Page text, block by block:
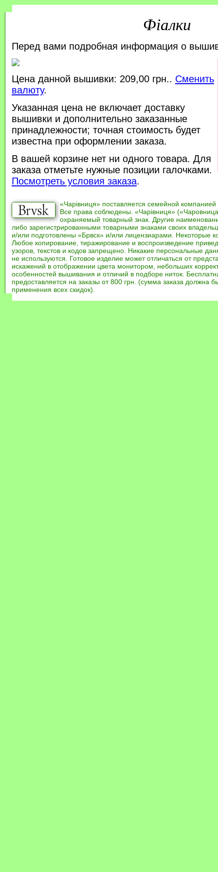
Фіалки
Перед вами подробная информация о
Цена данной вышивки: 209,00 грн.. Сменить
валюту.
Указанная цена не включает доставку
вышивки и дополнительно заказанные
принадлежности; точная стоимость будет
известна при оформлении заказа.
В вашей корзине нет ни одного товара. Для
заказа отметьте нужные позиции галочками.
Посмотреть условия заказа.
«Чарівниця» поставляется семейной компанией
Все права соблюдены. «Чарівниця»
охраняемый товарный знак. Другие
либо зарегистрированными товарными знаками своих
и/или подготовлены «Брвск» и/или лицензиарами. Некоторые
Любое копирование, тиражирование и воспроизведение
узоров, текстов и кодов запрещено. Никакие персональные
не используются. Готовое изделие может отличаться от
искажений в отображении цвета монитором, небольших
особенностей вышивания и отличий в подборе ниток.
предоставляется на заказы от 800 грн. (сумма заказа должна
применения всех скидок).